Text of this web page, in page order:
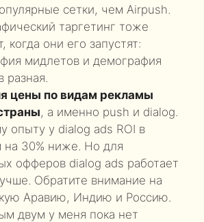
сетки, чем Airpush.
таргетинг тоже
когда они его запустят:
мидлетов и демография
разная.
цены по видам рекламы
, а именно push и dialog.
опыту у dialog ads ROI в
на 30% ниже. Но для
офферов dialog ads работает
Обратите внимание на
Аравию, Индию и Россию.
двум у меня пока нет